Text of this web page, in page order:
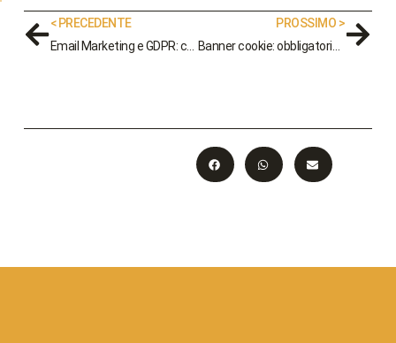
< PRECEDENTE
Email Marketing e GDPR: come scrivere email a norma di legge
PROSSIMO >
Banner cookie: obbligatorio o no? La guida aggiornata per un sito web a norma di legge